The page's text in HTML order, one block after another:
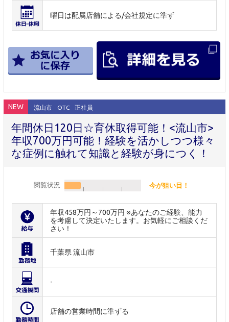
曜日は配属店舗による/会社規定に準ず
NEW 流山市 OTC 正社員
年間休日120日☆育休取得可能！<流山市>
年収700万円可能！経験を活かしつつ様々
な症例に触れて知識と経験が身につく！
閲覧状況 今が狙い目！
年収458万円～700万円 ※あなたのご経験、能力
を考慮して決定いたします。お気軽にご相談くだ
さい！
千葉県 流山市
-
店舗の営業時間に準ずる